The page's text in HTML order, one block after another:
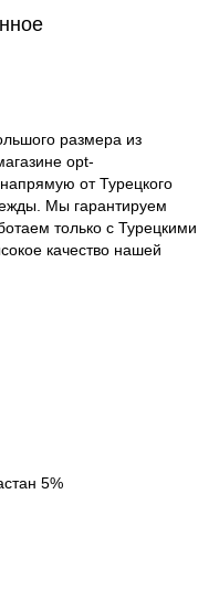
размера из
opt-
от Турецкого
Мы гарантируем
только с Турецкими
качество нашей
5%